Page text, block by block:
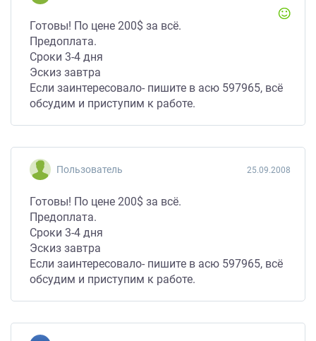
Готовы! По цене 200$ за всё.
Предоплата.
Сроки 3-4 дня
Эскиз завтра
Если заинтересовало- пишите в асю 597965, всё
обсудим и приступим к работе.
Пользователь 25.09.2008
Готовы! По цене 200$ за всё.
Предоплата.
Сроки 3-4 дня
Эскиз завтра
Если заинтересовало- пишите в асю 597965, всё
обсудим и приступим к работе.